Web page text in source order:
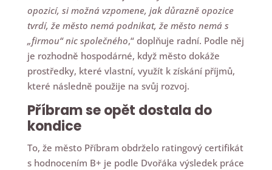
opozicí, si možná vzpomene, jak důrazně opozice
tvrdí, že město nemá podnikat, že město nemá s
„firmou“ nic společného,“ doplňuje radní. Podle něj
je rozhodně hospodárné, když město dokáže
prostředky, které vlastní, využít k získání příjmů,
které následně použije na svůj rozvoj.
Příbram se opět dostala do
kondice
To, že město Příbram obdrželo ratingový certifikát
s hodnocením B+ je podle Dvořáka výsledek práce